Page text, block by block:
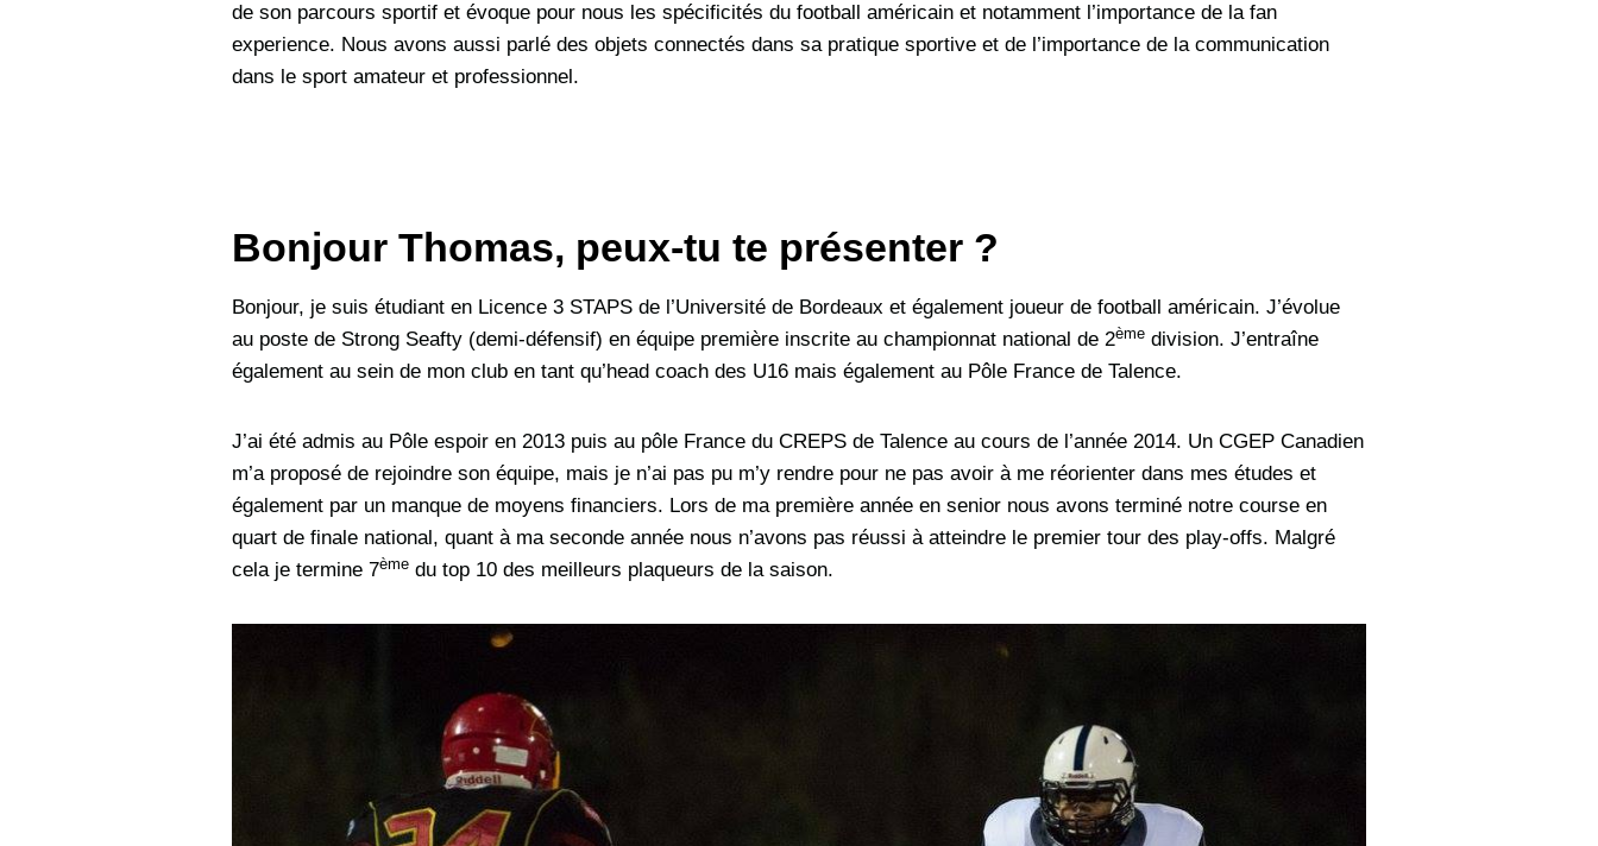
de son parcours sportif et évoque pour nous les spécificités du football américain et notamment l’importance de la fan
experience. Nous avons aussi parlé des objets connectés dans sa pratique sportive et de l’importance de la communication
dans le sport amateur et professionnel.
Bonjour Thomas, peux-tu te présenter ?
Bonjour, je suis étudiant en Licence 3 STAPS de l’Université de Bordeaux et également joueur de football américain. J’évolue
au poste de Strong Seafty (demi-défensif) en équipe première inscrite au championnat national de 2ème division. J’entraîne
également au sein de mon club en tant qu’head coach des U16 mais également au Pôle France de Talence.
J’ai été admis au Pôle espoir en 2013 puis au pôle France du CREPS de Talence au cours de l’année 2014. Un CGEP Canadien
m’a proposé de rejoindre son équipe, mais je n’ai pas pu m’y rendre pour ne pas avoir à me réorienter dans mes études et
également par un manque de moyens financiers. Lors de ma première année en senior nous avons terminé notre course en
quart de finale national, quant à ma seconde année nous n’avons pas réussi à atteindre le premier tour des play-offs. Malgré
cela je termine 7ème du top 10 des meilleurs plaqueurs de la saison.